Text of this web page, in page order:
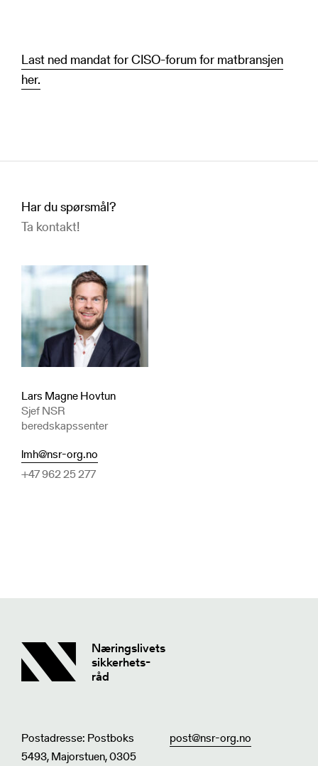
Last ned mandat for CISO-forum for matbransjen
her.
Har du spørsmål?
Ta kontakt!
Lars Magne Hovtun
Sjef NSR
beredskapssenter
lmh@nsr-org.no
+47 962 25 277
Næringslivets
sikkerhets-
råd
Postadresse: Postboks
5493, Majorstuen, 0305
post@nsr-org.no